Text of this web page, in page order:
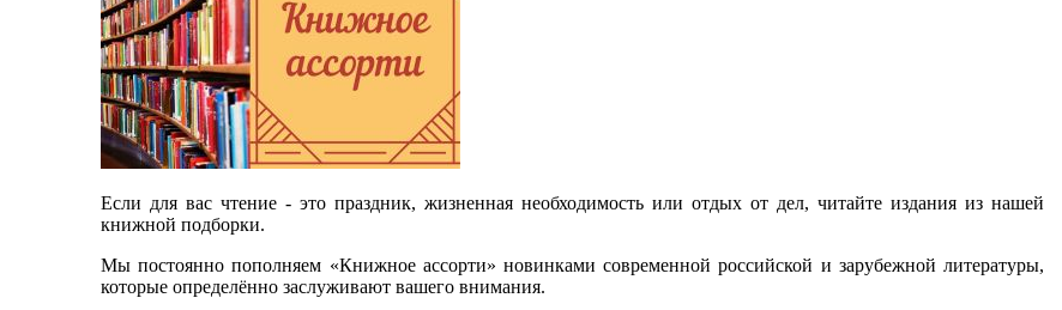
Если для вас чтение - это праздник, жизненная необходимость или отдых от дел, читайте издания из нашей
книжной подборки.
Мы постоянно пополняем «Книжное ассорти» новинками современной российской и зарубежной литературы,
которые определённо заслуживают вашего внимания.